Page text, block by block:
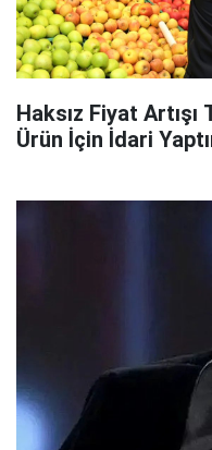
Haksız Fiyat
Ürün İçin İdari